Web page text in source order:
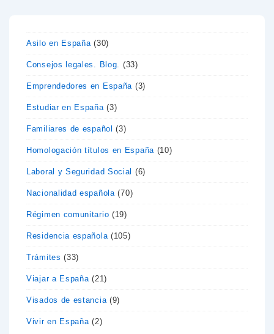
Asilo en España (30)
Consejos legales. Blog. (33)
Emprendedores en España (3)
Estudiar en España (3)
Familiares de español (3)
Homologación títulos en España (10)
Laboral y Seguridad Social (6)
Nacionalidad española (70)
Régimen comunitario (19)
Residencia española (105)
Trámites (33)
Viajar a España (21)
Visados de estancia (9)
Vivir en España (2)